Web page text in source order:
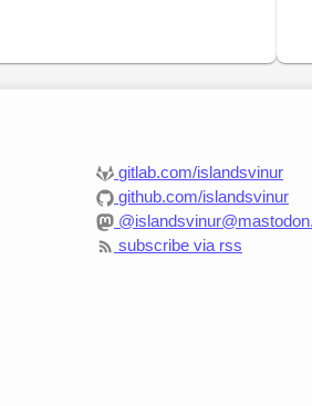
gitlab.com/islandsvinur
github.com/islandsvinur
subscribe via rss